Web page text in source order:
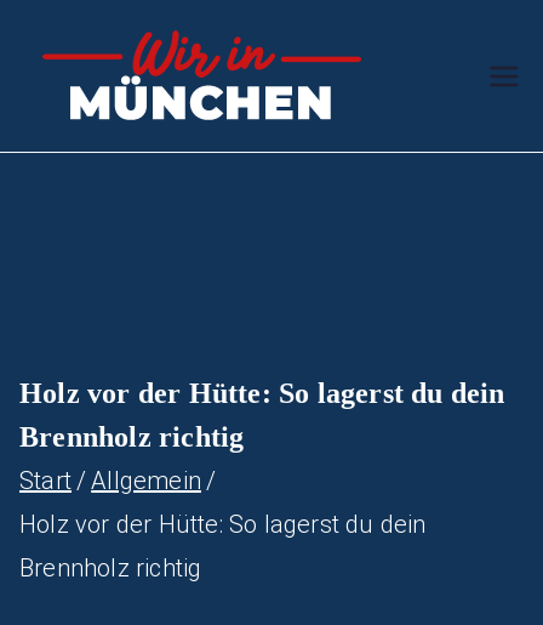
Inhalt
springen
Münc
Holz vor der Hütte: So lagerst du dein
Brennholz richtig
Start
Allgemein
Holz vor der Hütte: So lagerst du dein
Brennholz richtig